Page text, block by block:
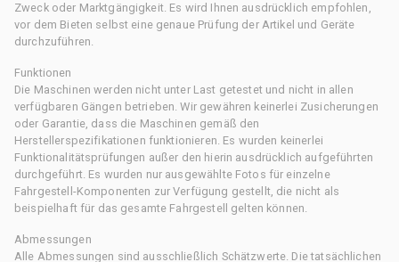
Zweck oder Marktgängigkeit. Es wird Ihnen ausdrücklich empfohlen,
vor dem Bieten selbst eine genaue Prüfung der Artikel und Geräte
durchzuführen.
Funktionen
Die Maschinen werden nicht unter Last getestet und nicht in allen
verfügbaren Gängen betrieben. Wir gewähren keinerlei Zusicherungen
oder Garantie, dass die Maschinen gemäß den
Herstellerspezifikationen funktionieren. Es wurden keinerlei
Funktionalitätsprüfungen außer den hierin ausdrücklich aufgeführten
durchgeführt. Es wurden nur ausgewählte Fotos für einzelne
Fahrgestell-Komponenten zur Verfügung gestellt, die nicht als
beispielhaft für das gesamte Fahrgestell gelten können.
Abmessungen
Alle Abmessungen sind ausschließlich Schätzwerte. Die tatsächlichen